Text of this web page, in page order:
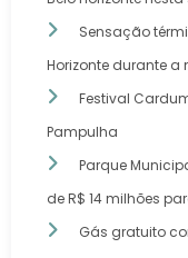
Sensação
Horizonte durante
Festival
Pampulha
Parque
de R$ 14 milhões
Gás gratuito